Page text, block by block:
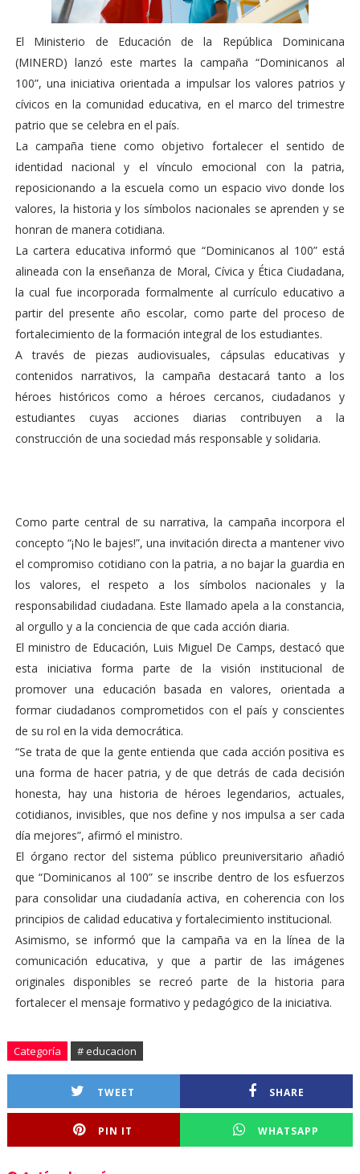
El Ministerio de Educación de la República Dominicana
(MINERD) lanzó este martes la campaña “Dominicanos al
100”, una iniciativa orientada a impulsar los valores patrios y
cívicos en la comunidad educativa, en el marco del trimestre
patrio que se celebra en el país.
La campaña tiene como objetivo fortalecer el sentido de
identidad nacional y el vínculo emocional con la patria,
reposicionando a la escuela como un espacio vivo donde los
valores, la historia y los símbolos nacionales se aprenden y se
honran de manera cotidiana.
La cartera educativa informó que “Dominicanos al 100” está
alineada con la enseñanza de Moral, Cívica y Ética Ciudadana,
la cual fue incorporada formalmente al currículo educativo a
partir del presente año escolar, como parte del proceso de
fortalecimiento de la formación integral de los estudiantes.
A través de piezas audiovisuales, cápsulas educativas y
contenidos narrativos, la campaña destacará tanto a los
héroes históricos como a héroes cercanos, ciudadanos y
estudiantes cuyas acciones diarias contribuyen a la
construcción de una sociedad más responsable y solidaria.
Como parte central de su narrativa, la campaña incorpora el
concepto “¡No le bajes!”, una invitación directa a mantener vivo
el compromiso cotidiano con la patria, a no bajar la guardia en
los valores, el respeto a los símbolos nacionales y la
responsabilidad ciudadana. Este llamado apela a la constancia,
al orgullo y a la conciencia de que cada acción diaria.
El ministro de Educación, Luis Miguel De Camps, destacó que
esta iniciativa forma parte de la visión institucional de
promover una educación basada en valores, orientada a
formar ciudadanos comprometidos con el país y conscientes
de su rol en la vida democrática.
“Se trata de que la gente entienda que cada acción positiva es
una forma de hacer patria, y de que detrás de cada decisión
honesta, hay una historia de héroes legendarios, actuales,
cotidianos, invisibles, que nos define y nos impulsa a ser cada
día mejores”, afirmó el ministro.
El órgano rector del sistema público preuniversitario añadió
que “Dominicanos al 100” se inscribe dentro de los esfuerzos
para consolidar una ciudadanía activa, en coherencia con los
principios de calidad educativa y fortalecimiento institucional.
Asimismo, se informó que la campaña va en la línea de la
comunicación educativa, y que a partir de las imágenes
originales disponibles se recreó parte de la historia para
fortalecer el mensaje formativo y pedagógico de la iniciativa.
Categoría # educacion
TWEET SHARE
PIN IT WHATSAPP